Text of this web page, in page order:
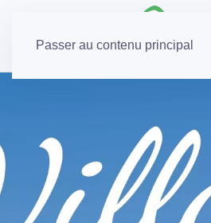
Passer au contenu principal